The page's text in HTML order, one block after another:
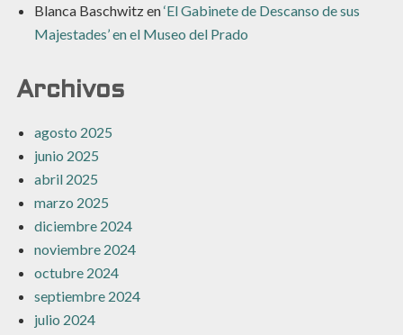
Blanca Baschwitzen‘El Gabinete de Descanso de sus
Majestades’ en el Museo del Prado
Archivos
agosto 2025
junio 2025
abril 2025
marzo 2025
diciembre 2024
noviembre 2024
octubre 2024
septiembre 2024
julio 2024